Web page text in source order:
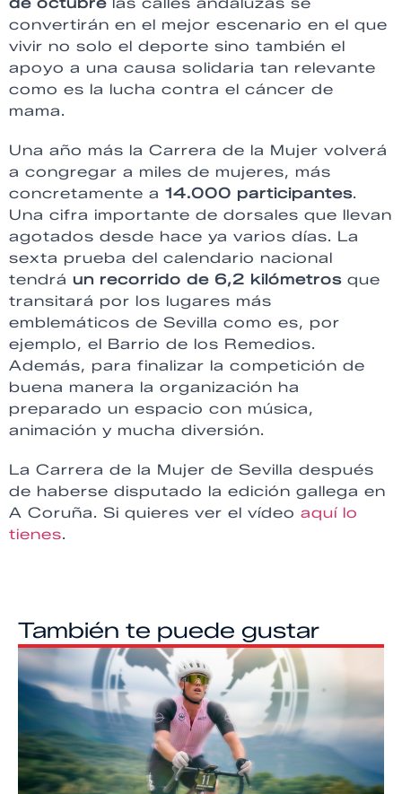
convertirán en el mejor escenario en el que
vivir no solo el deporte sino también el
apoyo a una causa solidaria tan relevante
como es la lucha contra el cáncer de
mama.
Una año más la Carrera de la Mujer volverá
a congregar a miles de mujeres, más
concretamente a 14.000 participantes.
Una cifra importante de dorsales que llevan
agotados desde hace ya varios días. La
sexta prueba del calendario nacional
tendrá un recorrido de 6,2 kilómetros que
transitará por los lugares más
emblemáticos de Sevilla como es, por
ejemplo, el Barrio de los Remedios.
Además, para finalizar la competición de
buena manera la organización ha
preparado un espacio con música,
animación y mucha diversión.
La Carrera de la Mujer de Sevilla después
de haberse disputado la edición gallega en
A Coruña. Si quieres ver el vídeo aquí lo
tienes.
También te puede gustar